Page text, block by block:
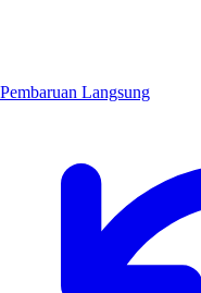
Pembaruan Langsung